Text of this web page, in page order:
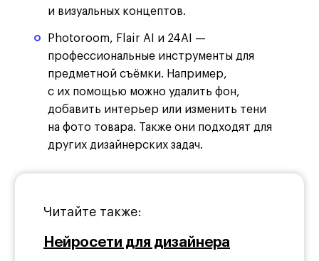
и визуальных концептов.
Photoroom, Flair AI и 24AI —
профессиональные инструменты для
предметной съёмки. Например,
с их помощью можно удалить фон,
добавить интерьер или изменить тени
на фото товара. Также они подходят для
других дизайнерских задач.
Читайте также:
Нейросети для дизайнера